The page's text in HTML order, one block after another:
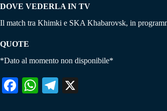
DOVE VEDERLA IN TV
Il match tra Khimki e SKA Khabarovsk, in
QUOTE
*Dato al momento non disponibile*
Fa W
Te